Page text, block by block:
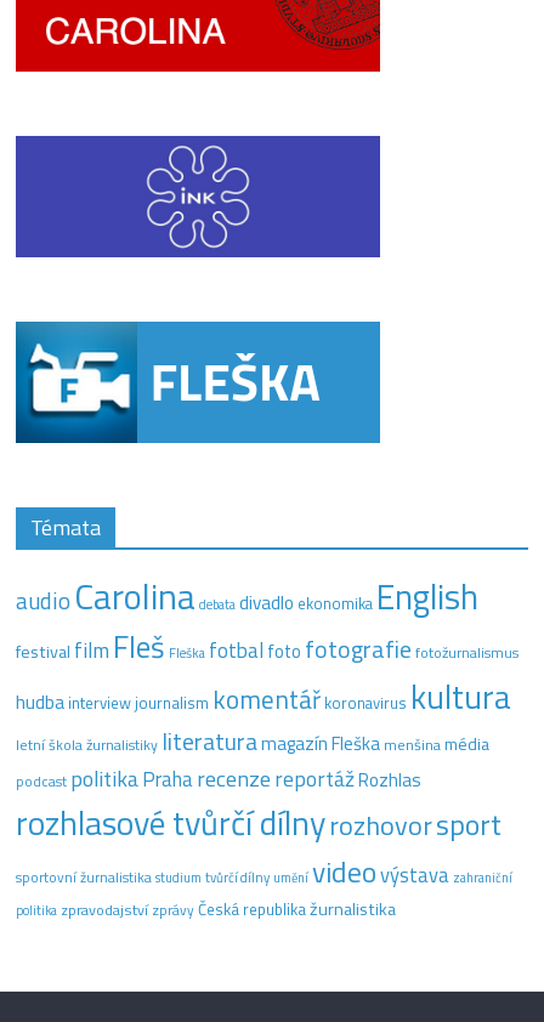
Témata
audio Carolina debata divadlo ekonomika English
festival film Fleš Fleška fotbal foto fotografie fotožurnalismus
hudba interview journalism komentář koronavirus kultura
letní škola žurnalistiky literaturamagazín Fleška menšinamédia
podcast politikaPraharecenzereportážRozhlas
rozhlasové tvůrčí dílnyrozhovorsport
sportovní žurnalistika studium tvůrčí dílny uměnívideovýstava zahraniční
politika zpravodajstvízprávyČeská republikažurnalistika